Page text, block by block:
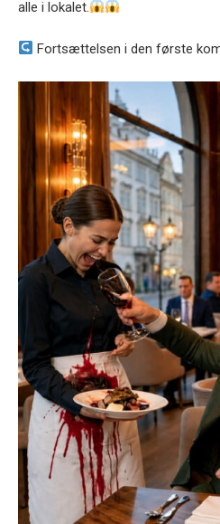
alle i lokalet.
Fortsættelsen i den første